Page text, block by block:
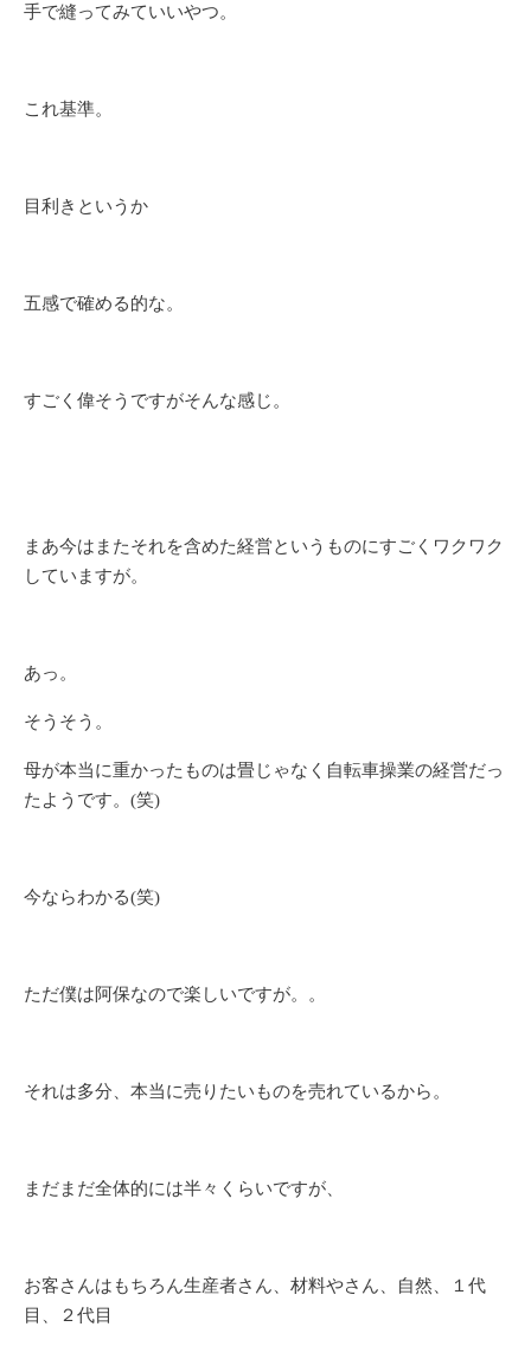
手で縫ってみていいやつ。
これ基準。
目利きというか
五感で確める的な。
すごく偉そうですがそんな感じ。
まあ今はまたそれを含めた経営というものにすごくワクワク
していますが。
あっ。
そうそう。
母が本当に重かったものは畳じゃなく自転車操業の経営だっ
たようです。(笑)
今ならわかる(笑)
ただ僕は阿保なので楽しいですが。。
それは多分、本当に売りたいものを売れているから。
まだまだ全体的には半々くらいですが、
お客さんはもちろん生産者さん、材料やさん、自然、１代
目、２代目